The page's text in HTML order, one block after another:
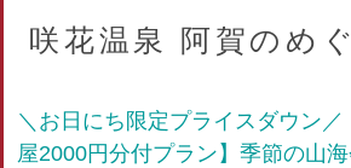
咲花温泉 阿賀のめ
＼お日にち限定プライスダウン
屋2000円分付プラン】季節の山